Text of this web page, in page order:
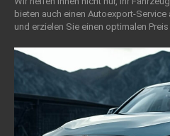
bieten auch einen Autoexport-
und erzielen Sie einen optimalen Preis